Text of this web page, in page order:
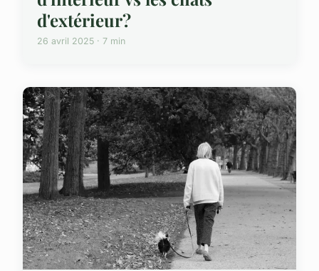
d'extérieur?
26 avril 2025 · 7 min